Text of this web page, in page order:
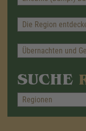
SUCHE